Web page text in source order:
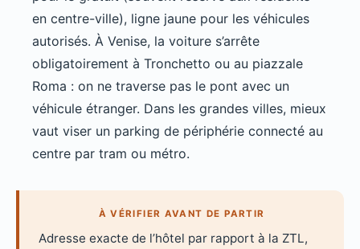
en centre-ville), ligne jaune pour les véhicules
autorisés. À Venise, la voiture s’arrête
obligatoirement à Tronchetto ou au piazzale
Roma : on ne traverse pas le pont avec un
véhicule étranger. Dans les grandes villes, mieux
vaut viser un parking de périphérie connecté au
centre par tram ou métro.
À VÉRIFIER AVANT DE PARTIR
Adresse exacte de l’hôtel par rapport à la ZTL,